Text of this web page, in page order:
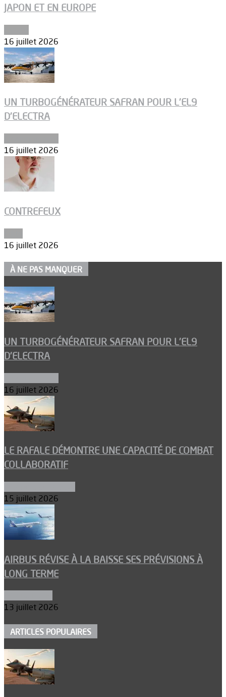
JAPON ET EN EUROPE
16 juillet 2026
UN TURBOGÉNÉRATEUR SAFRAN POUR L’EL9
D’ELECTRA
16 juillet 2026
CONTREFEUX
16 juillet 2026
À NE PAS MANQUER
UN TURBOGÉNÉRATEUR SAFRAN POUR L’EL9
D’ELECTRA
16 juillet 2026
LE RAFALE DÉMONTRE UNE CAPACITÉ DE COMBAT
COLLABORATIF
15 juillet 2026
AIRBUS RÉVISE À LA BAISSE SES PRÉVISIONS À
LONG TERME
13 juillet 2026
ARTICLES POPULAIRES